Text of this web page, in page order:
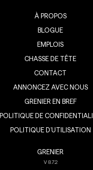
À PROPOS
BLOGUE
EMPLOIS
CHASSE DE TÊTE
CONTACT
ANNONCEZ AVEC NOUS
GRENIER EN BREF
POLITIQUE DE
POLITIQUE D’UTILISATION
GRENIER
V8.7.2